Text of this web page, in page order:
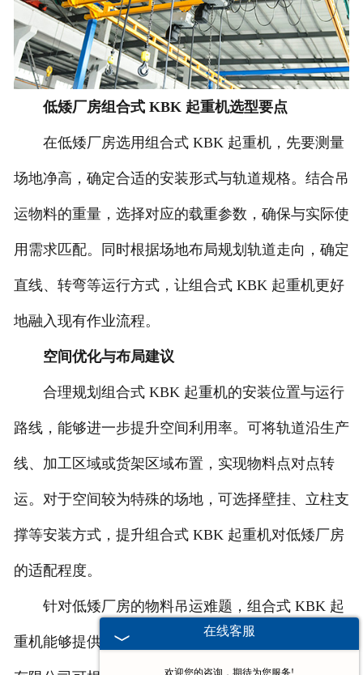
低矮厂房组合式 KBK 起重机选型要点
在低矮厂房选用组合式 KBK 起重机，先要测量
场地净高，确定合适的安装形式与轨道规格。结合吊
运物料的重量，选择对应的载重参数，确保与实际使
用需求匹配。同时根据场地布局规划轨道走向，确定
直线、转弯等运行方式，让组合式 KBK 起重机更好
地融入现有作业流程。
空间优化与布局建议
合理规划组合式 KBK 起重机的安装位置与运行
路线，能够进一步提升空间利用率。可将轨道沿生产
线、加工区域或货架区域布置，实现物料点对点转
运。对于空间较为特殊的场地，可选择壁挂、立柱支
撑等安装方式，提升组合式 KBK 起重机对低矮厂房
的适配程度。
针对低矮厂房的物料吊运难题，组合式 KBK 起
重机能够提供实用的解决方案。河南省时代输送设备
在线客服
欢迎您的咨询，期待为您服务!